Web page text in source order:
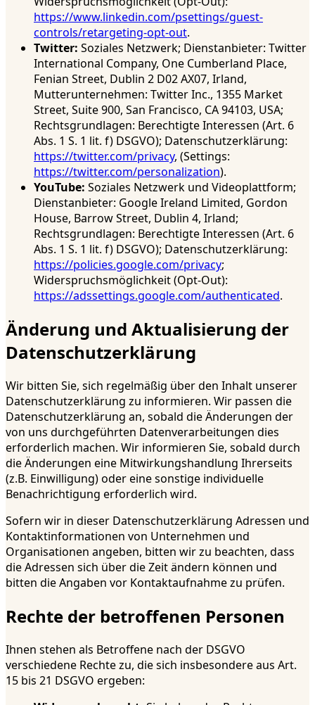
https://www.linkedin.com/psettings/guest-
controls/retargeting-opt-out.
Twitter: Soziales Netzwerk; Dienstanbieter: Twitter
International Company, One Cumberland Place,
Fenian Street, Dublin 2 D02 AX07, Irland,
Mutterunternehmen: Twitter Inc., 1355 Market
Street, Suite 900, San Francisco, CA 94103, USA;
Rechtsgrundlagen: Berechtigte Interessen (Art. 6
Abs. 1 S. 1 lit. f) DSGVO); Datenschutzerklärung:
https://twitter.com/privacy, (Settings:
https://twitter.com/personalization).
YouTube: Soziales Netzwerk und Videoplattform;
Dienstanbieter: Google Ireland Limited, Gordon
House, Barrow Street, Dublin 4, Irland;
Rechtsgrundlagen: Berechtigte Interessen (Art. 6
Abs. 1 S. 1 lit. f) DSGVO); Datenschutzerklärung:
https://policies.google.com/privacy;
Widerspruchsmöglichkeit (Opt-Out):
https://adssettings.google.com/authenticated.
Änderung und Aktualisierung der
Datenschutzerklärung
Wir bitten Sie, sich regelmäßig über den Inhalt unserer
Datenschutzerklärung zu informieren. Wir passen die
Datenschutzerklärung an, sobald die Änderungen der
von uns durchgeführten Datenverarbeitungen dies
erforderlich machen. Wir informieren Sie, sobald durch
die Änderungen eine Mitwirkungshandlung Ihrerseits
(z.B. Einwilligung) oder eine sonstige individuelle
Benachrichtigung erforderlich wird.
Sofern wir in dieser Datenschutzerklärung Adressen und
Kontaktinformationen von Unternehmen und
Organisationen angeben, bitten wir zu beachten, dass
die Adressen sich über die Zeit ändern können und
bitten die Angaben vor Kontaktaufnahme zu prüfen.
Rechte der betroffenen Personen
Ihnen stehen als Betroffene nach der DSGVO
verschiedene Rechte zu, die sich insbesondere aus Art.
15 bis 21 DSGVO ergeben: